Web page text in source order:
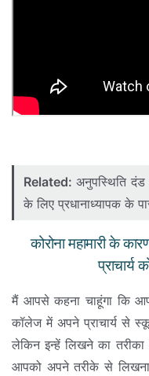
Related: अनुपस्थिति
के लिए प्रधानाध्यापक के
कोरोना महामारी के
प्राचार्य
मैं आपसे कहना चाहूंगा कि
कॉलेज में अपने प्राचार्य से
लेकिन इन्हें लिखने का
आपको अपने तरीके से लिखना